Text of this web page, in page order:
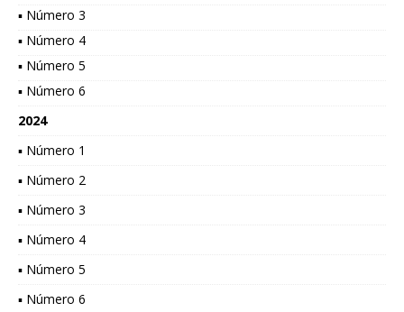
▪ Número 3
▪ Número 4
▪ Número 5
▪ Número 6
2024
▪ Número 1
▪ Número 2
▪ Número 3
▪ Número 4
▪ Número 5
▪ Número 6